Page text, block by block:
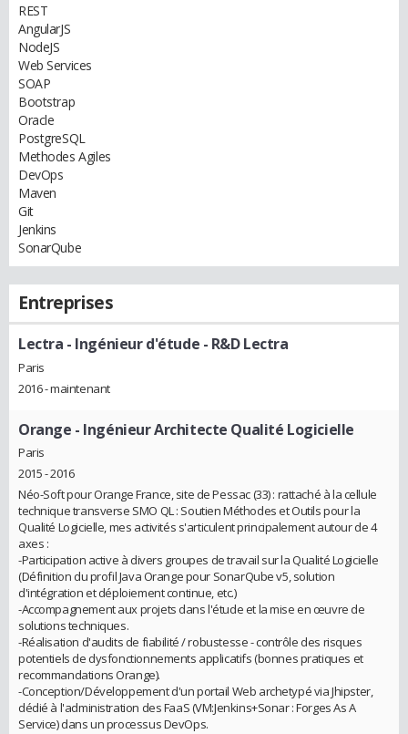
REST
AngularJS
NodeJS
Web Services
SOAP
Bootstrap
Oracle
PostgreSQL
Methodes Agiles
DevOps
Maven
Git
Jenkins
SonarQube
Entreprises
Lectra - Ingénieur d'étude - R&D Lectra
Paris
2016 - maintenant
Orange - Ingénieur Architecte Qualité Logicielle
Paris
2015 - 2016
Néo-Soft pour Orange France, site de Pessac (33) : rattaché à la cellule
technique transverse SMO QL : Soutien Méthodes et Outils pour la
Qualité Logicielle, mes activités s'articulent principalement autour de 4
axes :
-Participation active à divers groupes de travail sur la Qualité Logicielle
(Définition du profil Java Orange pour SonarQube v5, solution
d'intégration et déploiement continue, etc.)
-Accompagnement aux projets dans l'étude et la mise en œuvre de
solutions techniques.
-Réalisation d'audits de fiabilité / robustesse - contrôle des risques
potentiels de dysfonctionnements applicatifs (bonnes pratiques et
recommandations Orange).
-Conception/Développement d'un portail Web archetypé via Jhipster,
dédié à l'administration des FaaS (VM:Jenkins+Sonar : Forges As A
Service) dans un processus DevOps.